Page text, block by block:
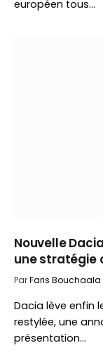
européen tous…
Nouvelle
une stratégie
ParFaris Bouchaala
Dacia lève enfin
restylée, une
présentation…